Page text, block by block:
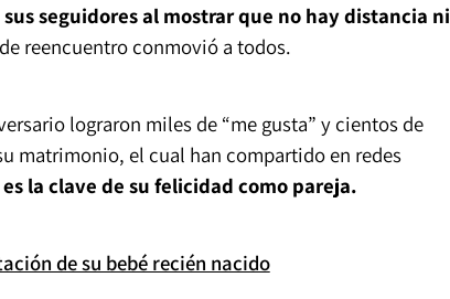
seguidores al mostrar que no hay distancia ni
reencuentro conmovió a todos.
lograron miles de “me gusta” y cientos de
matrimonio, el cual han compartido en redes
la clave de su felicidad como pareja.
de su bebé recién nacido